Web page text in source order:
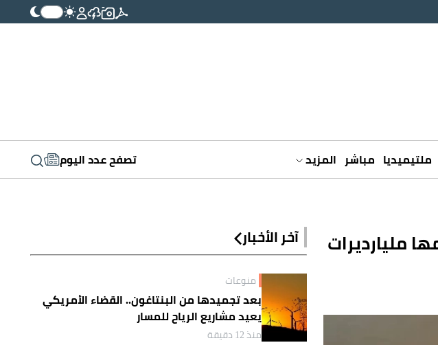
ملتيميديا مباشر المزيد تصفح عدد اليوم
مليارديرات
آخر الأخبار
منوعات
بعد تجميدها من البنتاغون.. القضاء الأمريكي
يعيد مشاريع الرياح للمسار
منذ 12 دقيقة